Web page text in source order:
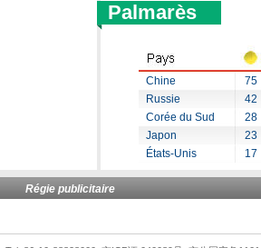
Palmarès
Chine 75
Russie
42
Corée du Sud
28
Japon
23
États-Unis
17